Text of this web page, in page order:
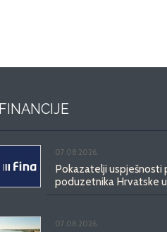
FINANCIJE
07.08.2026.
Pokazatelji uspješnosti
poduzetnika Hrvatske
07.08.2026.